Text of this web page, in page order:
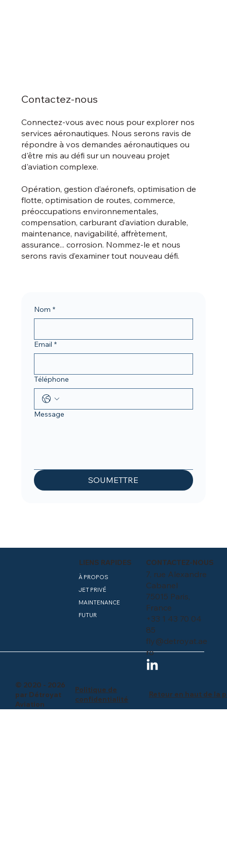
Contactez-nous
Connectez-vous avec nous pour explorer nos
services aéronautiques. Nous serons ravis de
répondre à vos demandes aéronautiques ou
d'être mis au défi sur un nouveau projet
d'aviation complexe.
Opération, gestion d’aéronefs, optimisation de
flotte, optimisation de routes, commerce,
préoccupations environnementales,
compensation, carburant d’aviation durable,
maintenance, navigabilité, affrètement,
assurance... corrosion. Nommez-le et nous
serons ravis d’examiner tout nouveau défi.
Nom *
Email *
Téléphone
Message
SOUMETTRE
LIENS RAPIDES
À PROPOS
JET PRIVÉ
MAINTENANCE
FUTUR
CONTACTEZ-NOUS
7, rue Alexandre
Cabanel
75015 Paris,
France
+33 1 43 70 04
85
fly@detroyat.ae
ro
© 2020 - 2026
par Détroyat
Aviation
Politique de
confidentialité
Retour en haut de la